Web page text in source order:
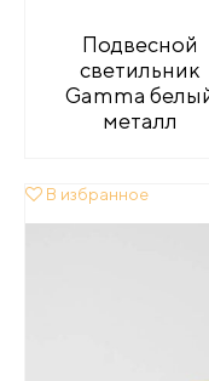
Подвесной
светильник
Gamma
металл
В избранное